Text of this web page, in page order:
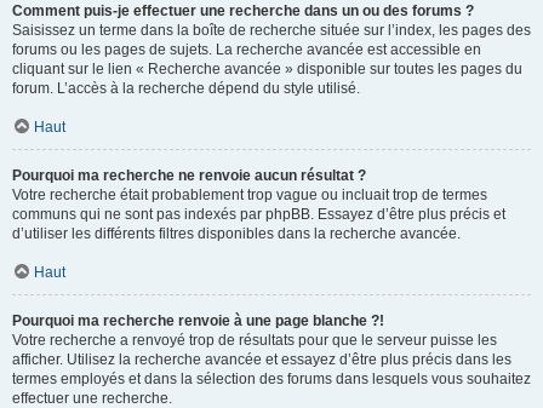
Comment puis-je effectuer une recherche dans un ou des forums ?
Saisissez un terme dans la boîte de recherche située sur l’index, les pages des
forums ou les pages de sujets. La recherche avancée est accessible en
cliquant sur le lien « Recherche avancée » disponible sur toutes les pages du
forum. L’accès à la recherche dépend du style utilisé.
Haut
Pourquoi ma recherche ne renvoie aucun résultat ?
Votre recherche était probablement trop vague ou incluait trop de termes
communs qui ne sont pas indexés par phpBB. Essayez d’être plus précis et
d’utiliser les différents filtres disponibles dans la recherche avancée.
Haut
Pourquoi ma recherche renvoie à une page blanche ?!
Votre recherche a renvoyé trop de résultats pour que le serveur puisse les
afficher. Utilisez la recherche avancée et essayez d’être plus précis dans les
termes employés et dans la sélection des forums dans lesquels vous souhaitez
effectuer une recherche.